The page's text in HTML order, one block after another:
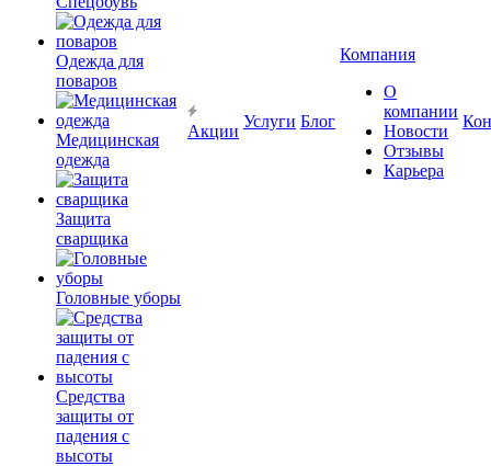
Одежда для
поваров
Медицинская
одежда
Защита
сварщика
Головные уборы
Средства
защиты от
падения с
высоты
Акции
Услуги Блог
Компания
О
компании
Новости
Отзывы
Карьера